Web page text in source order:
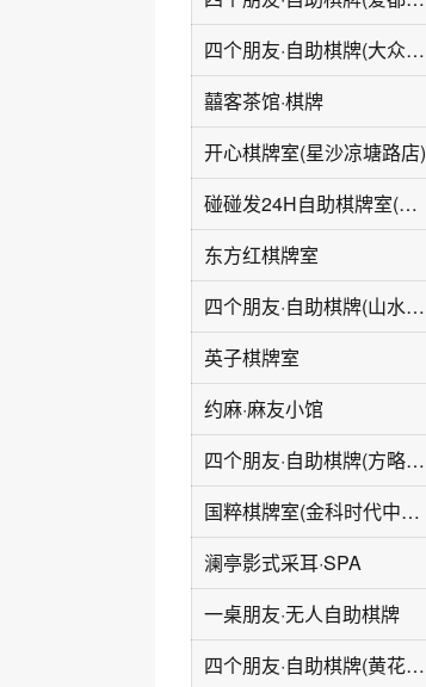
四个朋友·自助棋牌(大众传媒店)
囍客茶馆·棋牌
开心棋牌室(星沙凉塘路店)
碰碰发24H自助棋牌室(凤凰城紫云府西门店)
东方红棋牌室
四个朋友·自助棋牌(山水茗园店)
英子棋牌室
约麻·麻友小馆
四个朋友·自助棋牌(方略潇邦店)
国粹棋牌室(金科时代中心店)
澜亭影式采耳·SPA
一桌朋友·无人自助棋牌
四个朋友·自助棋牌(黄花机场店)